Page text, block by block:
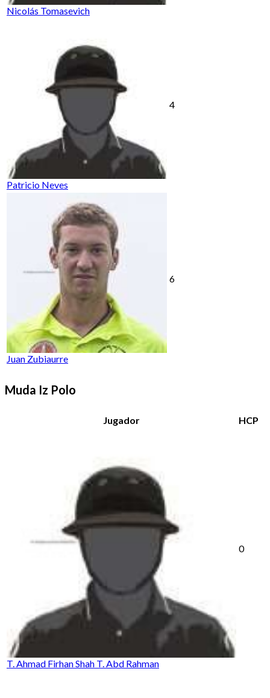
Nicolás Tomasevich
Patricio Neves
4
Juan Zubiaurre
6
Muda Iz Polo
Jugador HCP
T. Ahmad Firhan Shah T. Abd Rahman
0